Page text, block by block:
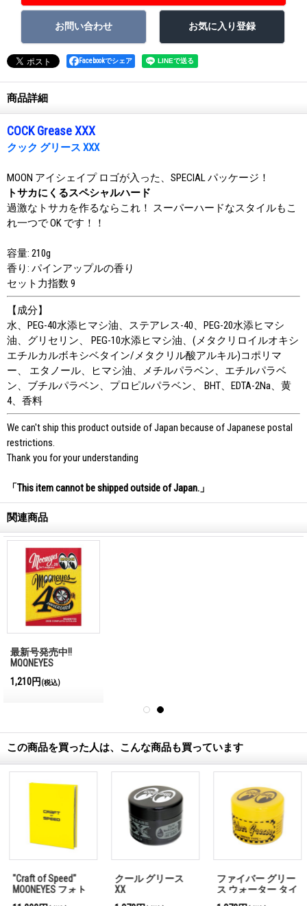
Facebookでシェア
商品詳細
COCK Grease XXX
クック グリース XXX
MOON アイシェイプ ロゴが入った、SPECIAL パッケージ！
トサカにくるスペシャルハード
過激なトサカを作るならこれ！ スーパーハードなスタイルもこ
れ一つで OK です！！
容量: 210g
香り: パインアップルの香り
セット力指数 9
【成分】
水、PEG-40水添ヒマシ油、ステアレス-40、PEG-20水添ヒマシ
油、グリセリン、 PEG-10水添ヒマシ油、(メタクリロイルオキシ
エチルカルボキシベタイン/メタクリル酸アルキル)コポリマ
ー、 エタノール、ヒマシ油、メチルパラベン、エチルパラベ
ン、ブチルパラベン、プロピルパラベン、 BHT、EDTA-2Na、黄
4、香料
We can't ship this product outside of Japan because of Japanese postal
restrictions.
Thank you for your understanding
「This item cannot be shipped outside of Japan.」
関連商品
最新号発売中!!
MQQNEYES
Magazine No.28 2026
1,210円 (税込)
この商品を買った人は、こんな商品も買っています
クール グリース
XX
ファイバー グリー
ス ウォーター タイ
スケルトン キー